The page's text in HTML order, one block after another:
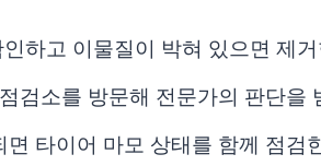
하고 이물질이 박혀 있으면 제
검소를 방문해 전문가의 판단을
타이어 마모 상태를 함께 점검